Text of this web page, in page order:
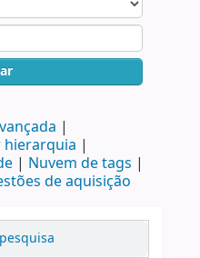
hierarquia
Nuvem de tags
de aquisição